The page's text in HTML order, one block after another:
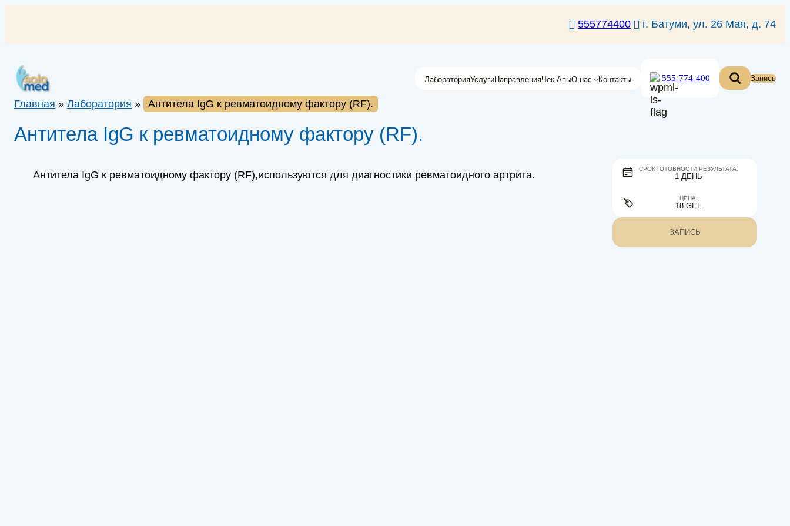
555774400 г. Батуми, ул. 26 Мая, д. 74
ЛабораторияУслугиНаправленияЧек АпыО нас Контакты 555-774-400 Запись
Главная » Лаборатория » Антитела IgG к ревматоидному фактору (RF).
Антитела IgG к ревматоидному фактору (RF).
Антитела IgG к ревматоидному фактору (RF),используются для диагностики ревматоидного артрита.
СРОК ГОТОВНОСТИ РЕЗУЛЬТАТА:
1 ДЕНЬ
ЦЕНА:
18 GEL
ЗАПИСЬ